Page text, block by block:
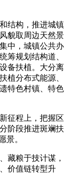
结构，推进城镇
貌取周边天然景
中，城镇公共办
筹规划结构道、
备扶植。大分离
植分布式能源、
特色村镇、特色
征程上，把握区
阶段推进斑斓扶
景。
粮于技计谋，
价值链转型升